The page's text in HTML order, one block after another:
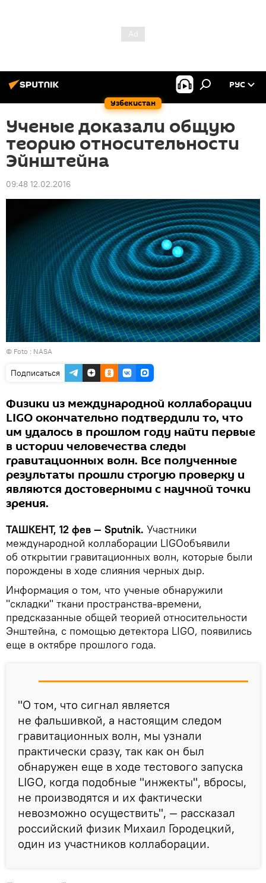
Узбекистан
РУС
Ученые доказали общую
теорию относительности
Эйнштейна
09:48 12.02.2016
© Foto : NASA
Подписаться
Физики из международной коллаборации
LIGO окончательно подтвердили то, что
им удалось в прошлом году найти первые
в истории человечества следы
гравитационных волн. Все полученные
результаты прошли строгую проверку и
являются достоверными с научной точки
зрения.
ТАШКЕНТ, 12 фев — Sputnik. Участники
международной коллаборации LIGOобъявили
об открытии гравитационных волн, которые были
порождены в ходе слияния черных дыр.
Информация о том, что ученые обнаружили
"складки" ткани пространства-времени,
предсказанные общей теорией относительности
Энштейна, с помощью детектора LIGO, появились
еще в октябре прошлого года.
"О том, что сигнал является
не фальшивкой, а настоящим следом
гравитационных волн, мы узнали
практически сразу, так как он был
обнаружен еще в ходе тестового запуска
LIGO, когда подобные "инжекты", вбросы,
не производятся и их фактически
невозможно осуществить", — рассказал
российский физик Михаил Городецкий,
один из участников коллаборации.